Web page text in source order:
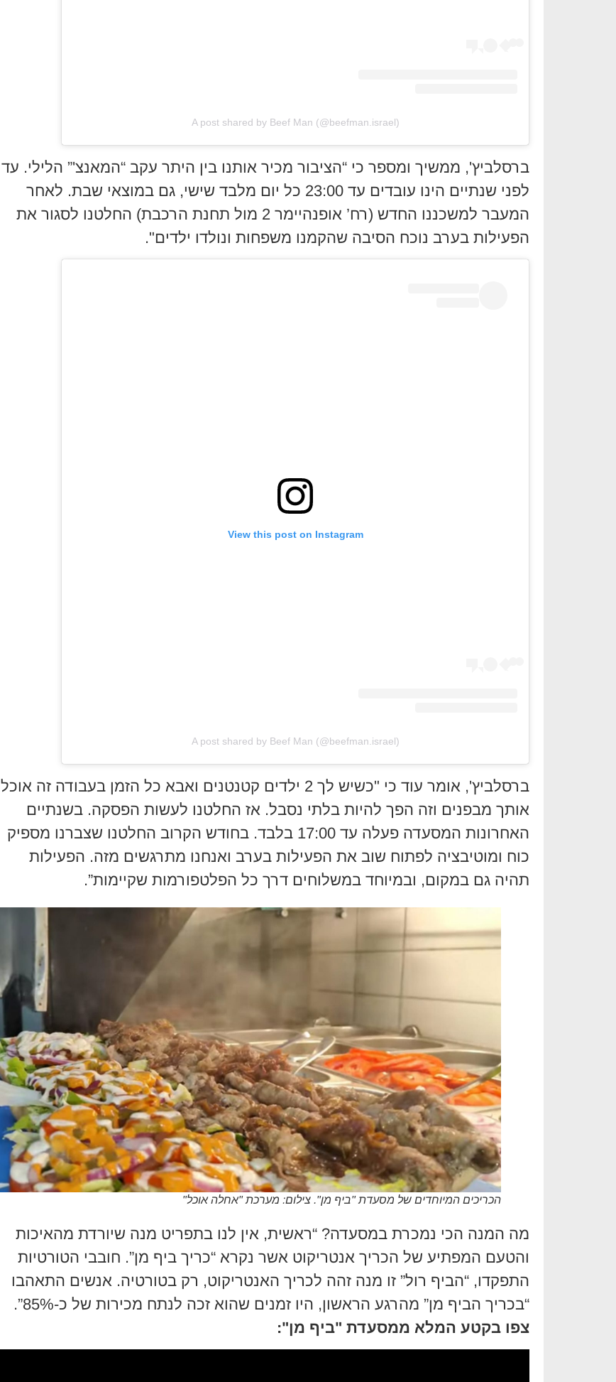
A post shared by Beef Man (@beefman.israel)
ברסלביץ', ממשיך ומספר כי “הציבור מכיר אותנו בין היתר עקב “המאנצ'” הלילי. עד
לפני שנתיים הינו עובדים עד 23:00 כל יום מלבד שישי, גם במוצאי שבת. לאחר
המעבר למשכננו החדש (רח’ אופנהיימר 2 מול תחנת הרכבת) החלטנו לסגור את
הפעילות בערב נוכח הסיבה שהקמנו משפחות ונולדו ילדים".
View this post on Instagram
A post shared by Beef Man (@beefman.israel)
ברסלביץ', אומר עוד כי "כשיש לך 2 ילדים קטנטנים ואבא כל הזמן בעבודה זה אוכל
אותך מבפנים וזה הפך להיות בלתי נסבל. אז החלטנו לעשות הפסקה. בשנתיים
האחרונות המסעדה פעלה עד 17:00 בלבד. בחודש הקרוב החלטנו שצברנו מספיק
כוח ומוטיבציה לפתוח שוב את הפעילות בערב ואנחנו מתרגשים מזה. הפעילות
תהיה גם במקום, ובמיוחד במשלוחים דרך כל הפלטפורמות שקיימות”.
הכריכים המיוחדים של מסעדת "ביף מן". צילום: מערכת "אחלה אוכל"
מה המנה הכי נמכרת במסעדה? “ראשית, אין לנו בתפריט מנה שיורדת מהאיכות
והטעם המפתיע של הכריך אנטריקוט אשר נקרא “כריך ביף מן”. חובבי הטורטיות
התפקדו, “הביף רול” זו מנה זהה לכריך האנטריקוט, רק בטורטיה. אנשים התאהבו
“בכריך הביף מן” מהרגע הראשון, היו זמנים שהוא זכה לנתח מכירות של כ-85%”.
צפו בקטע המלא ממסעדת "ביף מן":